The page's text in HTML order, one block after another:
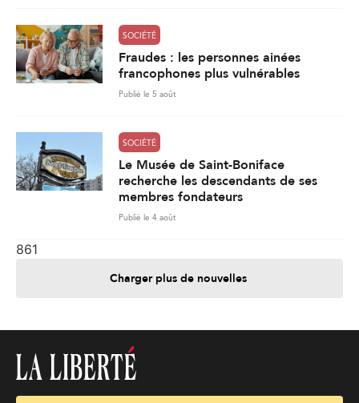
SOCIÉTÉ
Fraudes : les personnes ainées
francophones plus vulnérables
Publié le 5 août
SOCIÉTÉ
Le Musée de Saint-Boniface
recherche les descendants de ses
membres fondateurs
Publié le 4 août
861
Charger plus de nouvelles